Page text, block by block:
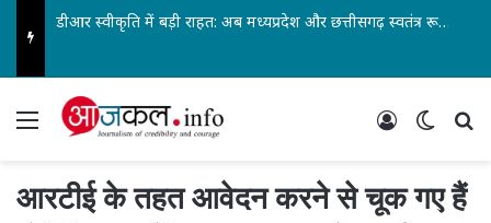
डीआर स्वीकृति में बड़ी राहत: अब मध्यप्रदेश और छत्तीसगढ़ स्वतंत्र रूप से ले सकेंगे निर्णय… पेंशनर्स एसोसिएशन के जिलाध्यक्ष आरके वर्मा सहित पदाधिकारियों ने किया स्वागत…
Menu Log In
आरटीई के तहत आवेदन करने से चूक गए हैं